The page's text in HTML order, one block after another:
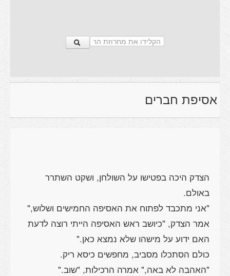
אסיפת חברים
הצדק היכה בפטישו על השולחן, ושקט השתרר
באולם.
"אני מתכבד לפתוח את האסיפה החמישים ושלוש,"
אמר הצדק, "כיושב ראש האסיפה הייתי רוצה לדעת
האם ידוע על מישהו שלא נמצא כאן."
כולם הסתכלו מסביב, מחפשים כיסא ריק.
"האהבה לא באה," אמרה הרכילות, "שוב."